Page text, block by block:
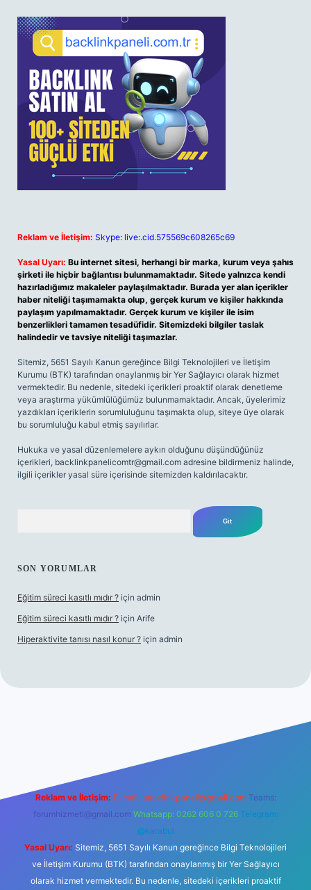
Reklam ve İletişim: Skype: live:.cid.575569c608265c69
Yasal Uyarı: Bu internet sitesi, herhangi bir marka, kurum veya şahıs
şirketi ile hiçbir bağlantısı bulunmamaktadır. Sitede yalnızca kendi
hazırladığımız makaleler paylaşılmaktadır. Burada yer alan içerikler
haber niteliği taşımamakta olup, gerçek kurum ve kişiler hakkında
paylaşım yapılmamaktadır. Gerçek kurum ve kişiler ile isim
benzerlikleri tamamen tesadüfidir. Sitemizdeki bilgiler taslak
halindedir ve tavsiye niteliği taşımazlar.
Sitemiz, 5651 Sayılı Kanun gereğince Bilgi Teknolojileri ve İletişim
Kurumu (BTK) tarafından onaylanmış bir Yer Sağlayıcı olarak hizmet
vermektedir. Bu nedenle, sitedeki içerikleri proaktif olarak denetleme
veya araştırma yükümlülüğümüz bulunmamaktadır. Ancak, üyelerimiz
yazdıkları içeriklerin sorumluluğunu taşımakta olup, siteye üye olarak
bu sorumluluğu kabul etmiş sayılırlar.
Hukuka ve yasal düzenlemelere aykırı olduğunu düşündüğünüz
içerikleri, backlinkpanelicomtr@gmail.com adresine bildirmeniz halinde,
ilgili içerikler yasal süre içerisinde sitemizden kaldırılacaktır.
SON YORUMLAR
Eğitim süreci kasıtlı mıdır ? için admin
Eğitim süreci kasıtlı mıdır ? için Arife
Hiperaktivite tanısı nasıl konur ? için admin
Reklam ve İletişim: E-mail: backlinkpaneli@gmail.com Teams:
forumhizmeti@gmail.com Whatsapp: 0262 606 0 726 Telegram:
@karabul
Yasal Uyarı: Sitemiz, 5651 Sayılı Kanun gereğince Bilgi Teknolojileri
ve İletişim Kurumu (BTK) tarafından onaylanmış bir Yer Sağlayıcı
olarak hizmet vermektedir. Bu nedenle, sitedeki içerikleri proaktif